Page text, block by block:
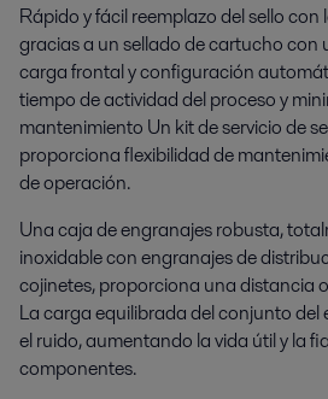
Rápido y fácil reemplazo del sello
gracias a un sellado de cartucho con
carga frontal y configuración
tiempo de actividad del proceso y
mantenimiento Un kit de servicio de
proporciona flexibilidad de
de operación.
Una caja de engranajes robusta,
inoxidable con engranajes de
cojinetes, proporciona una distancia
La carga equilibrada del conjunto del
el ruido, aumentando la vida útil y la
componentes.